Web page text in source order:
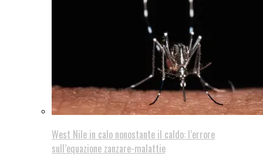
West Nile in calo nonostante il caldo: l’errore
sull’equazione zanzare-malattie